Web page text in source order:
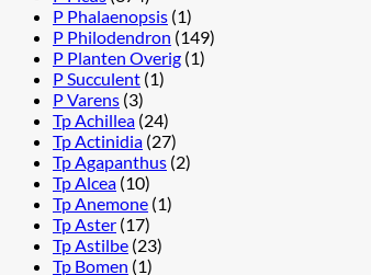
P Phalaenopsis (1)
P Philodendron (149)
P Planten Overig (1)
P Succulent (1)
P Varens (3)
Tp Achillea (24)
Tp Actinidia (27)
Tp Agapanthus (2)
Tp Alcea (10)
Tp Anemone (1)
Tp Aster (17)
Tp Astilbe (23)
Tp Bomen (1)